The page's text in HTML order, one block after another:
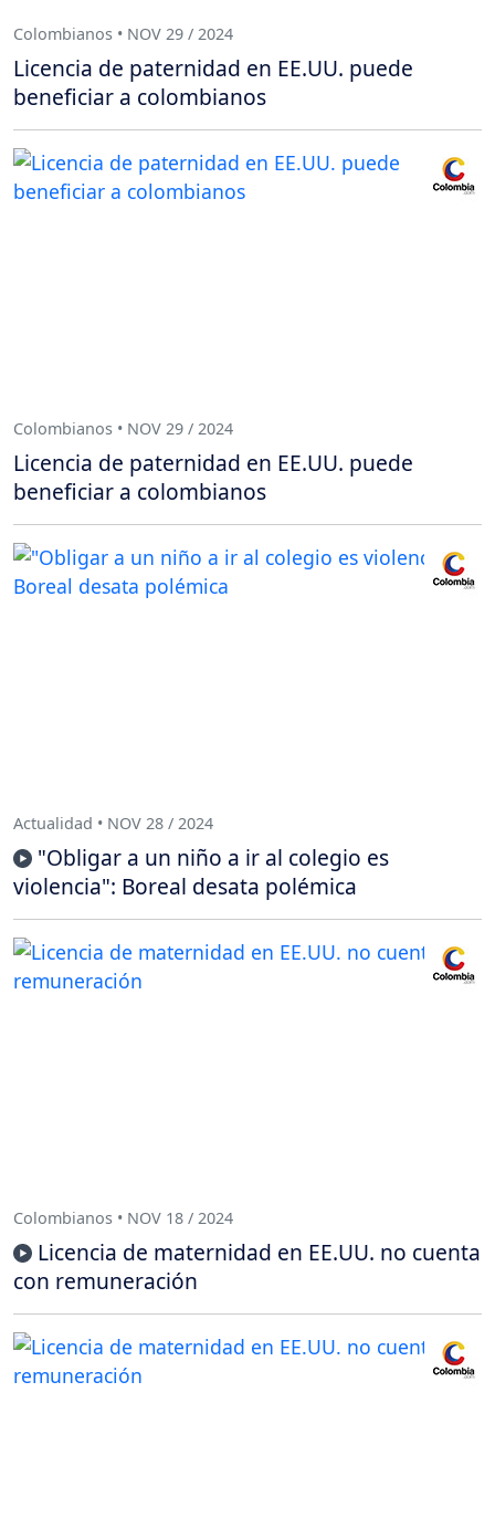
Colombianos • NOV 29 / 2024
Licencia de paternidad en EE.UU. puede
beneficiar a colombianos
Colombianos • NOV 29 / 2024
Licencia de paternidad en EE.UU. puede
beneficiar a colombianos
Actualidad • NOV 28 / 2024
"Obligar a un niño a ir al colegio es
violencia": Boreal desata polémica
Colombianos • NOV 18 / 2024
Licencia de maternidad en EE.UU. no cuenta
con remuneración